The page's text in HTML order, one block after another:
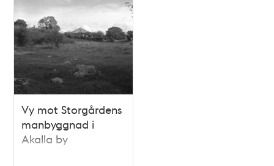
Vy mot Storgårdens
manbyggnad i
Akalla by